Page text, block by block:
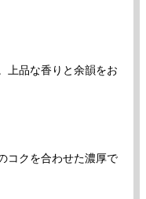
上品な香りと余韻をお
コクを合わせた濃厚で